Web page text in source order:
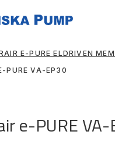
E-PURE ELDRIVEN
PURE VA-EP30
e-PURE